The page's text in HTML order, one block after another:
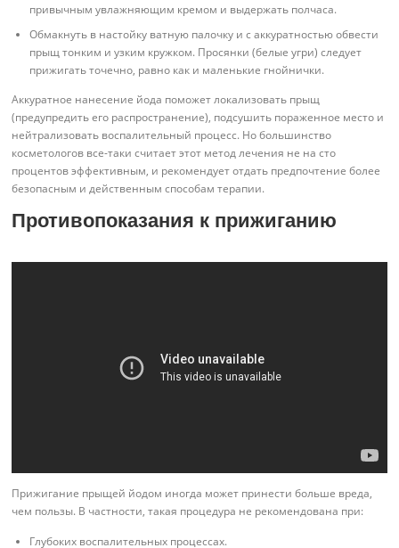
привычным увлажняющим кремом и выдержать полчаса.
Обмакнуть в настойку ватную палочку и с аккуратностью обвести
прыщ тонким и узким кружком. Просянки (белые угри) следует
прижигать точечно, равно как и маленькие гнойнички.
Аккуратное нанесение йода поможет локализовать прыщ
(предупредить его распространение), подсушить пораженное место и
нейтрализовать воспалительный процесс. Но большинство
косметологов все-таки считает этот метод лечения не на сто
процентов эффективным, и рекомендует отдать предпочтение более
безопасным и действенным способам терапии.
Противопоказания к прижиганию
Прижигание прыщей йодом иногда может принести больше вреда,
чем пользы. В частности, такая процедура не рекомендована при:
Глубоких воспалительных процессах.